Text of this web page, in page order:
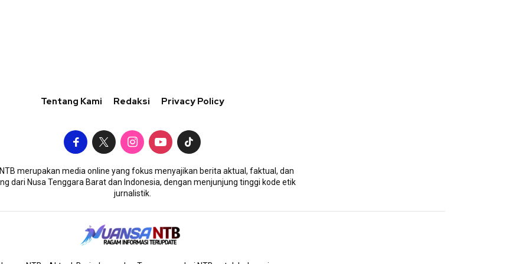
Tentang Kami Redaksi Privacy Policy
merupakan media online yang fokus menyajikan berita aktual, faktual, dan
dari Nusa Tenggara Barat dan Indonesia, dengan menjunjung tinggi kode etik
jurnalistik.